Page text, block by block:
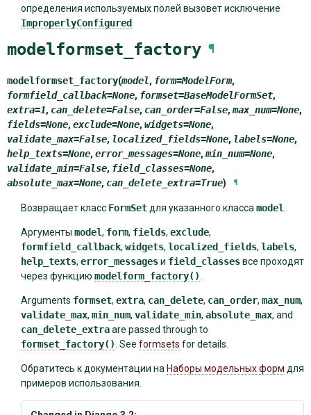
определения используемых полей вызовет исключение
ImproperlyConfigured
modelformset_factory ¶
modelformset_factory(model, form=ModelForm,
formfield_callback=None, formset=BaseModelFormSet,
extra=1, can_delete=False, can_order=False, max_num=None,
fields=None, exclude=None, widgets=None,
validate_max=False, localized_fields=None, labels=None,
help_texts=None, error_messages=None, min_num=None,
validate_min=False, field_classes=None,
absolute_max=None, can_delete_extra=True) ¶
Возвращает класс FormSetдля указанного класса model
Аргументы model, form, fields, exclude,
formfield_callback, widgets, localized_fields, labels,
help_texts, error_messagesи field_classesвсе проходят
через функцию modelform_factory()
Arguments formset, extra, can_delete, can_order, max_num,
validate_max, min_num, validate_min, absolute_max, and
can_delete_extraare passed through to
formset_factory() . See formsets for details.
Обратитесь к документации на Наборы модельных форм для
примеров использования.